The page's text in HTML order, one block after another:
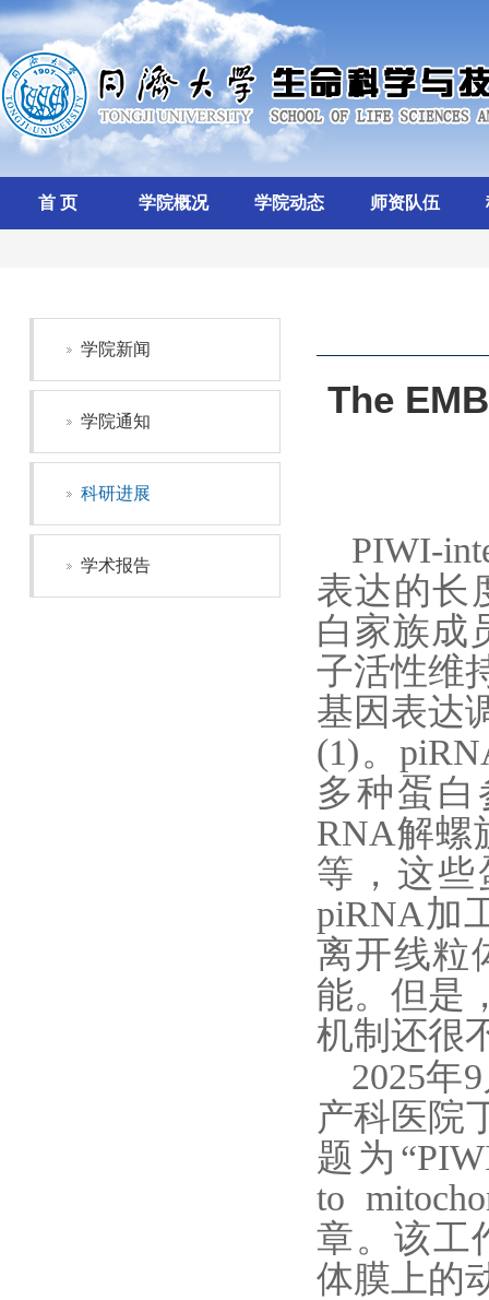
首 页 学院概况 学院动态 师资队伍
学院新闻
学院通知
科研进展
学术报告
The
PIWI-
表达的长
白家族成
子活性维
基因表达
(1)。
多种蛋
RNA解螺
等 ，这
piRNA加
离开线粒
能。但是
机制还很
2025年9
产科医院
题为 “
to
章。该工
体膜上的